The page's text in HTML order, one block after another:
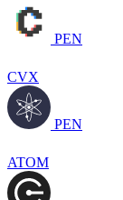
PEN
CVX
PEN
ATOM